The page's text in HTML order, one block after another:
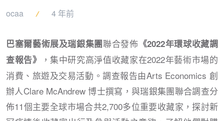
ocaa 4 年前
巴塞爾藝術展及瑞銀集團聯合發佈 《2022年環球收藏調
查報告》
，集中研究高淨值收藏家在2022年藝術市場的
消費、旅遊及交易活動。調查報告由Arts Economics 創
辦人Clare McAndrew 博士撰寫，與瑞銀集團聯合調查分
佈11個主要全球市場合共2,700多位重要收藏家，探討新